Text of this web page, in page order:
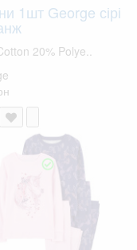
1шт George сірі
20% Polye..